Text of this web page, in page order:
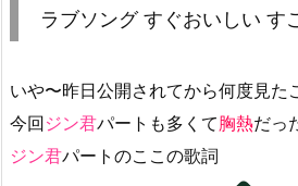
ラブソング すぐおいしい す
いや〜昨日公開されてから何度見た
今回ジン君パートも多くて胸熱だっ
ジン君パートのここの歌詞